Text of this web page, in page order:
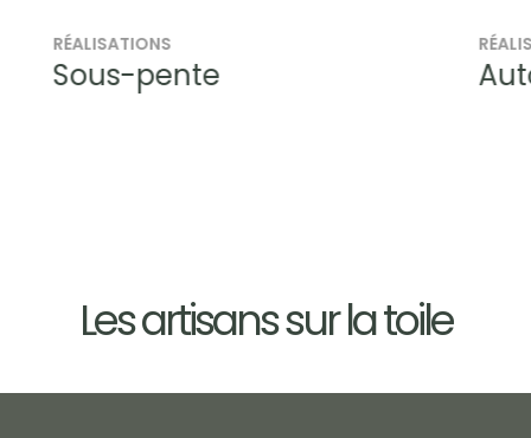
RÉALISATIONS
Sous-pente
Les artisans sur la toile